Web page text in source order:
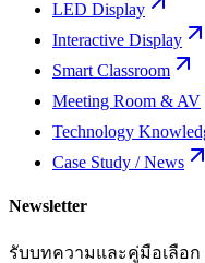
LED Display
Interactive Display
Smart Classroom
Meeting Room & AV
Technology
Case Study / News
Newsletter
รับบทความและคู่มือเลือก